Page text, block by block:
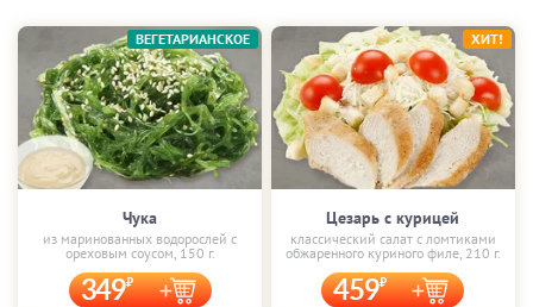
Чука
из маринованных водорослей с
ореховым соусом, 150 г.
349
ВЕГЕТАРИАНСКОЕ
Цезарь с курицей
классический салат с ломтиками
обжаренного куриного филе, 210 г.
459
ХИТ!